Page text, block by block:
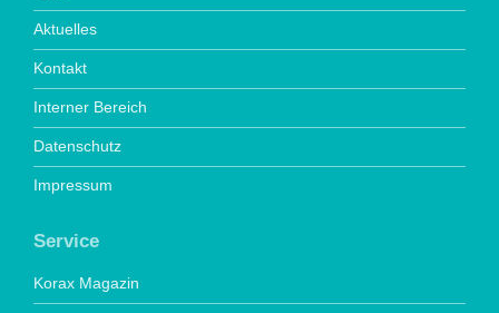
Aktuelles
Kontakt
Interner Bereich
Datenschutz
Impressum
Service
Korax Magazin